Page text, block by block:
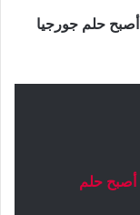
أصبح حلم جورجيا
أصبح حلم